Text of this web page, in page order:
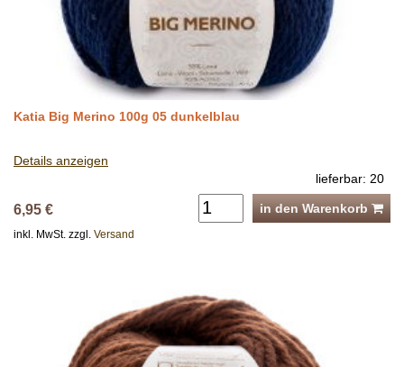
Katia Big Merino 100g 05 dunkelblau
Details anzeigen
lieferbar: 20
6,95 € in den Warenkorb
inkl. MwSt. zzgl. Versand